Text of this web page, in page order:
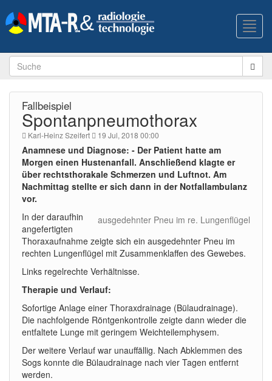
Fallbeispiel
Spontanpneumothorax
Karl-Heinz Szeifert 19 Jul, 2018 00:00
Anamnese und Diagnose: - Der Patient hatte am
Morgen einen Hustenanfall. Anschließend klagte er
über rechtsthorakale Schmerzen und Luftnot. Am
Nachmittag stellte er sich dann in der Notfallambulanz
vor.
ausgedehnter Pneu im re. Lungenflügel
In der daraufhin
angefertigten
Thoraxaufnahme zeigte sich ein ausgedehnter Pneu im
rechten Lungenflügel mit Zusammenklaffen des Gewebes.
Links regelrechte Verhältnisse.
Therapie und Verlauf:
Sofortige Anlage einer Thoraxdrainage (Bülaudrainage).
Die nachfolgende Röntgenkontrolle zeigte dann wieder die
entfaltete Lunge mit geringem Weichteilemphysem.
Der weitere Verlauf war unauffällig. Nach Abklemmen des
Sogs konnte die Bülaudrainage nach vier Tagen entfernt
werden.